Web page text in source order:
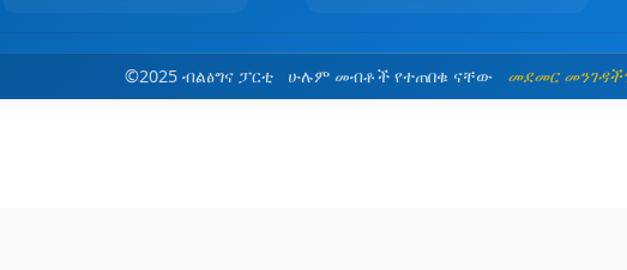
©2025 ብልፅግና ፓርቲ ሁሉም መብቶች የተጠበቁ ናቸው መደመር